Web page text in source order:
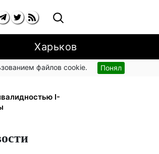
Харьков
файлов cookie. Понял
и Mastercard
I-